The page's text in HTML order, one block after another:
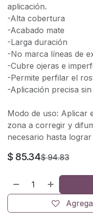
aplicación.
-Alta cobertura
-Acabado mate
-Larga duración
-No marca líneas de
-Cubre ojeras e
-Permite perfilar el
-Aplicación precisa
Modo de uso: Aplicar
zona a corregir y
necesario hasta
$ 85.34$94.83